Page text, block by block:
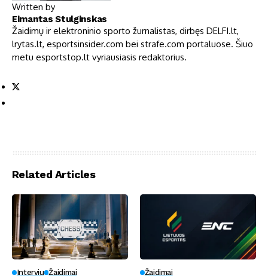
Written by
Eimantas Stulginskas
Žaidimų ir elektroninio sporto žurnalistas, dirbęs DELFI.lt,
lrytas.lt, esportsinsider.com bei strafe.com portaluose. Šiuo
metu esportstop.lt vyriausiasis redaktorius.
Related Articles
Interviu Žaidimai Žaidimai